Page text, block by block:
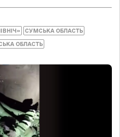
СУМСЬКА ОБЛАСТЬ
ОБЛАСТЬ